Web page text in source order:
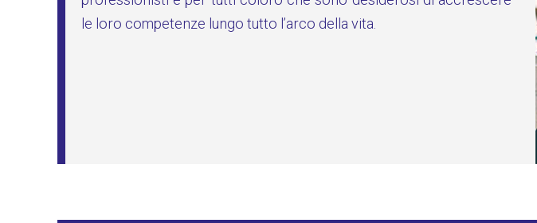
le loro competenze lungo tutto l’arco della vita.